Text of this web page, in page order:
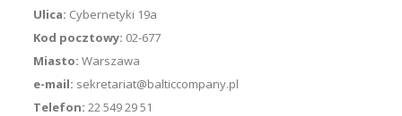
Ulica: Cybernetyki 19a
Kod pocztowy: 02-677
Miasto: Warszawa
e-mail: sekretariat@balticcompany.pl
Telefon: 22 549 29 51